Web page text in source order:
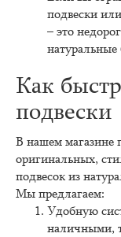
подвески
– это
Как
подвески
В нашем магазине
оригинальных,
подвесок из
Мы предлагаем:
Удобную
наличными,